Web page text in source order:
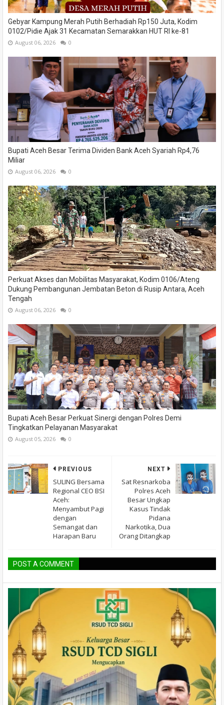
Gebyar Kampung Merah Putih Berhadiah Rp150 Juta, Kodim
0102/Pidie Ajak 31 Kecamatan Semarakkan HUT RI ke-81
August 06, 2026 0
Bupati Aceh Besar Terima Dividen Bank Aceh Syariah Rp4,76
Miliar
August 06, 2026 0
Perkuat Akses dan Mobilitas Masyarakat, Kodim 0106/Ateng
Dukung Pembangunan Jembatan Beton di Rusip Antara, Aceh
Tengah
August 06, 2026 0
Bupati Aceh Besar Perkuat Sinergi dengan Polres Demi
Tingkatkan Pelayanan Masyarakat
August 05, 2026 0
NEXT
Sat Resnarkoba
Polres Aceh
Besar Ungkap
Kasus Tindak
Pidana
Narkotika, Dua
Orang Ditangkap
PREVIOUS
SULING Bersama
Regional CEO BSI
Aceh:
Menyambut Pagi
dengan
Semangat dan
Harapan Baru
POST A COMMENT